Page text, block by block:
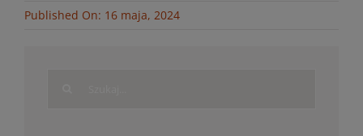
Published On: 16 maja, 2024